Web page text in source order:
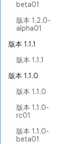
beta01
版本 1.2.0-
alpha01
版本 1.1.1
版本 1.1.1
版本 1.1.0
版本 1.1.0
版本 1.1.0-
rc01
版本 1.1.0-
beta01